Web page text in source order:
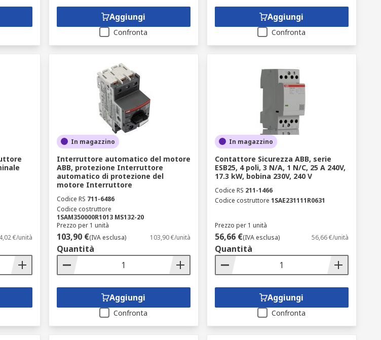
Aggiungi
Confronta
Aggiungi
Confronta
€/unità
In magazzino
Interruttore automatico del motore
ABB, protezione Interruttore
automatico di protezione del
motore Interruttore
Codice RS 711-6486
Codice costruttore
1SAM350000R1013 MS132-20
Prezzo per 1 unità
103,90 €(IVA esclusa) 103,90 €/unità
Quantità
Aggiungi
Confronta
In magazzino
Contattore Sicurezza ABB, serie
ESB25, 4 poli, 3 N/A, 1 N/C, 25 A 240V,
17.3 kW, bobina 230V, 240 V
Codice RS 211-1466
Codice costruttore 1SAE231111R0631
Prezzo per 1 unità
56,66 €(IVA esclusa) 56,66 €/unità
Quantità
Aggiungi
Confronta